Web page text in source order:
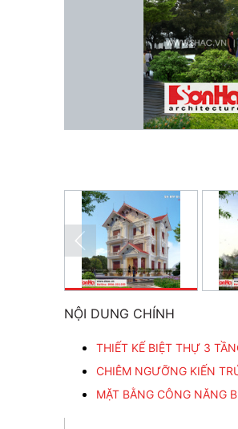
NỘI DUNG CHÍNH
THIẾT KẾ BIỆT THỰ 3
CHIÊM NGƯỠNG KIẾN
MẶT BẰNG CÔNG NĂNG